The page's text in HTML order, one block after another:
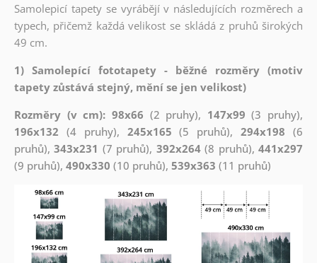
Samolepicí tapety se vyrábějí v následujících rozměrech a
typech, přičemž každá velikost se skládá z pruhů širokých
49 cm.
1) Samolepící fototapety - běžné rozměry (motiv
tapety zůstává stejný, mění se jen velikost)
Rozměry (v cm): 98x66 (2 pruhy), 147x99 (3 pruhy),
196x132 (4 pruhy), 245x165 (5 pruhů),294x198 (6
pruhů),343x231 (7 pruhů), 392x264(8 pruhů),441x297
(9 pruhů), 490x330 (10 pruhů), 539x363 (11 pruhů)